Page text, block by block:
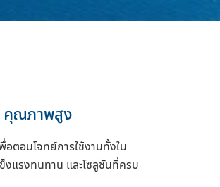
คุณภาพสูง
ตอบโจทย์การใช้งานทั้งใน
งแรงทนทาน และโซลูชันที่ครบ